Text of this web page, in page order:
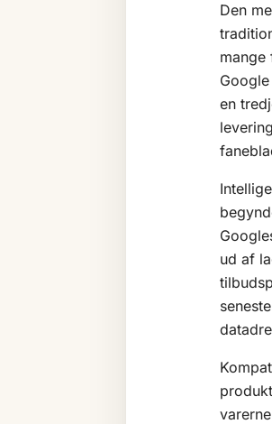
Den
mange
en
ud af